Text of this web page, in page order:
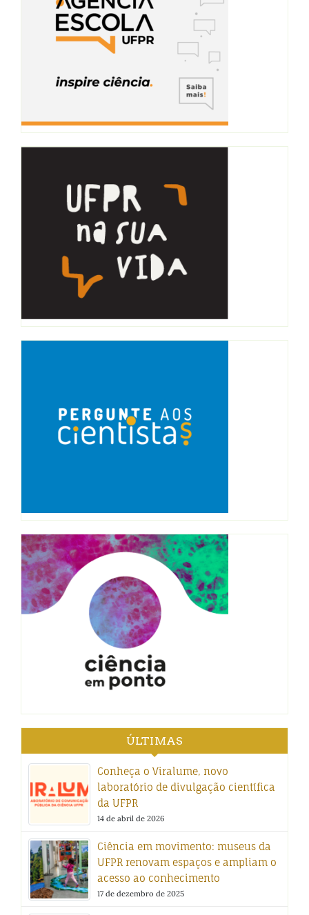
ÚLTIMAS
Conheça o Viralume, novo
laboratório de divulgação científica
da UFPR
14 de abril de 2026
Ciência em movimento: museus da
UFPR renovam espaços e ampliam o
acesso ao conhecimento
17 de dezembro de 2025